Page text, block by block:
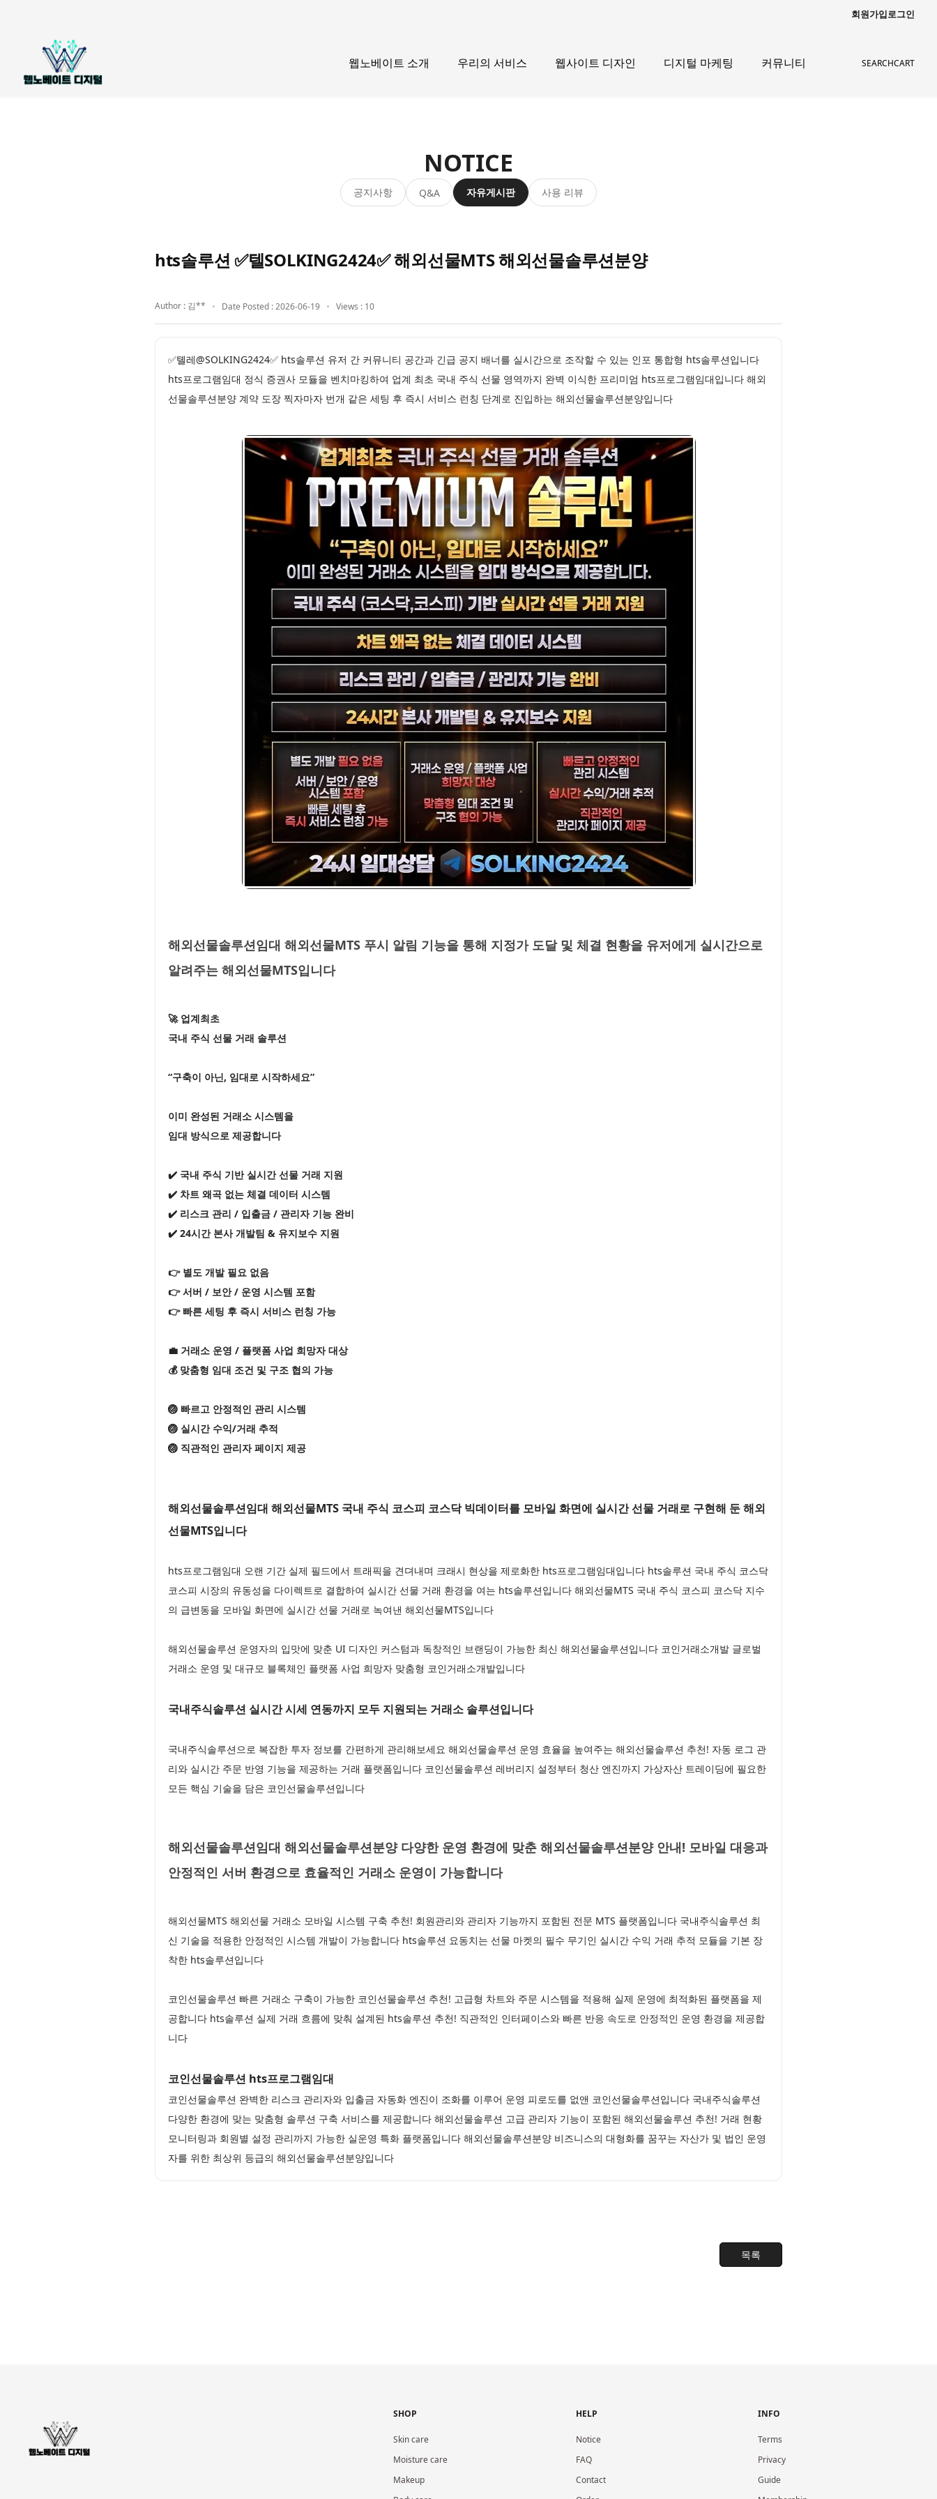
회원가입로그인
웹노베이트 소개 우리의 서비스 웹사이트 디자인 디지털 마케팅 커뮤니티 SEARCHCART
NOTICE
공지사항 Q&A 자유게시판 사용 리뷰
hts솔루션 ✅텔SOLKING2424✅ 해외선물MTS 해외선물솔루션분양
Author : 김** Date Posted : 2026-06-19 Views : 10
✅톌레@SOLKING2424✅ hts솔루션 유저 간 커뮤니티 공간과 긴급 공지 배너를 실시간으로 조작할 수 있는 인포 통합형 hts솔루션입니다
hts프로그램임대 정식 증권사 모듈을 벤치마킹하여 업계 최초 국내 주식 선물 영역까지 완벽 이식한 프리미엄 hts프로그램임대입니다 해외
선물솔루션분양 계약 도장 찍자마자 번개 같은 세팅 후 즉시 서비스 런칭 단계로 진입하는 해외선물솔루션분양입니다
해외선물솔루션임대 해외선물MTS 푸시 알림 기능을 통해 지정가 도달 및 체결 현황을 유저에게 실시간으로
알려주는 해외선물MTS입니다
🚀 업계최초
국내 주식 선물 거래 솔루션
“구축이 아닌, 임대로 시작하세요”
이미 완성된 거래소 시스템을
임대 방식으로 제공합니다
✔️ 국내 주식 기반 실시간 선물 거래 지원
✔️ 차트 왜곡 없는 체결 데이터 시스템
✔️ 리스크 관리 / 입출금 / 관리자 기능 완비
✔️ 24시간 본사 개발팀 & 유지보수 지원
👉 별도 개발 필요 없음
👉 서버 / 보안 / 운영 시스템 포함
👉 빠른 세팅 후 즉시 서비스 런칭 가능
💼 거래소 운영 / 플랫폼 사업 희망자 대상
💰 맞춤형 임대 조건 및 구조 협의 가능
🏐 빠르고 안정적인 관리 시스템
🏐 실시간 수익/거래 추적
🏐 직관적인 관리자 페이지 제공
해외선물솔루션임대 해외선물MTS 국내 주식 코스피 코스닥 빅데이터를 모바일 화면에 실시간 선물 거래로 구현해 둔 해외
선물MTS입니다
hts프로그램임대 오랜 기간 실제 필드에서 트래픽을 견뎌내며 크래시 현상을 제로화한 hts프로그램임대입니다 hts솔루션 국내 주식 코스닥
코스피 시장의 유동성을 다이렉트로 결합하여 실시간 선물 거래 환경을 여는 hts솔루션입니다 해외선물MTS 국내 주식 코스피 코스닥 지수
의 급변동을 모바일 화면에 실시간 선물 거래로 녹여낸 해외선물MTS입니다
해외선물솔루션 운영자의 입맛에 맞춘 UI 디자인 커스텀과 독창적인 브랜딩이 가능한 최신 해외선물솔루션입니다 코인거래소개발 글로벌
거래소 운영 및 대규모 블록체인 플랫폼 사업 희망자 맞춤형 코인거래소개발입니다
국내주식솔루션 실시간 시세 연동까지 모두 지원되는 거래소 솔루션입니다
국내주식솔루션으로 복잡한 투자 정보를 간편하게 관리해보세요 해외선물솔루션 운영 효율을 높여주는 해외선물솔루션 추천! 자동 로그 관
리와 실시간 주문 반영 기능을 제공하는 거래 플랫폼입니다 코인선물솔루션 레버리지 설정부터 청산 엔진까지 가상자산 트레이딩에 필요한
모든 핵심 기술을 담은 코인선물솔루션입니다
해외선물솔루션임대 해외선물솔루션분양 다양한 운영 환경에 맞춘 해외선물솔루션분양 안내! 모바일 대응과
안정적인 서버 환경으로 효율적인 거래소 운영이 가능합니다
해외선물MTS 해외선물 거래소 모바일 시스템 구축 추천! 회원관리와 관리자 기능까지 포함된 전문 MTS 플랫폼입니다 국내주식솔루션 최
신 기술을 적용한 안정적인 시스템 개발이 가능합니다 hts솔루션 요동치는 선물 마켓의 필수 무기인 실시간 수익 거래 추적 모듈을 기본 장
착한 hts솔루션입니다
코인선물솔루션 빠른 거래소 구축이 가능한 코인선물솔루션 추천! 고급형 차트와 주문 시스템을 적용해 실제 운영에 최적화된 플랫폼을 제
공합니다 hts솔루션 실제 거래 흐름에 맞춰 설계된 hts솔루션 추천! 직관적인 인터페이스와 빠른 반응 속도로 안정적인 운영 환경을 제공합
니다
코인선물솔루션 hts프로그램임대
코인선물솔루션 완벽한 리스크 관리자와 입출금 자동화 엔진이 조화를 이루어 운영 피로도를 없앤 코인선물솔루션입니다 국내주식솔루션
다양한 환경에 맞는 맞춤형 솔루션 구축 서비스를 제공합니다 해외선물솔루션 고급 관리자 기능이 포함된 해외선물솔루션 추천! 거래 현황
모니터링과 회원별 설정 관리까지 가능한 실운영 특화 플랫폼입니다 해외선물솔루션분양 비즈니스의 대형화를 꿈꾸는 자산가 및 법인 운영
자를 위한 최상위 등급의 해외선물솔루션분양입니다
목록
SHOP
Skin care
Moisture care
Makeup
HELP
Notice
FAQ
Contact
INFO
Terms
Privacy
Guide